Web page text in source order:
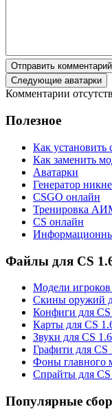
Отправить комментарий
Следующие аватарки
Комментарии
Полезное
Как установить
Как заменить
Аватарки
Генератор
CSGO онлайн
Тренировка
CS онлайн
Файлы для CS
Модели игроков
Скины оружий
Конфиги для
Карты для CS
Звуки для CS 1.6
Графити для CS
Фоны главного
Спрайты для
Популярные